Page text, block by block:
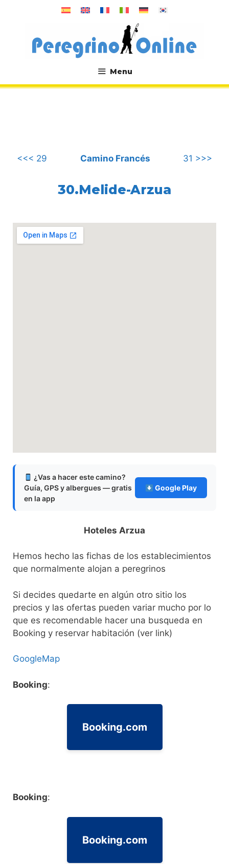
Menu
.
<<< 29 Camino Francés 31 >>>
30.Melide-Arzua
¿Vas a hacer este camino?
Guía, GPS y albergues — gratis
en la app
Google Play
Hoteles Arzua
Hemos hecho las fichas de los establecimientos
que normalmente alojan a peregrinos
Si decides quedarte en algún otro sitio los
precios y las ofertas pueden variar mucho por lo
que es recomendable hacer una busqueda en
Booking y reservar habitación (ver link)
GoogleMap
Booking:
Booking.com
Booking:
Booking.com